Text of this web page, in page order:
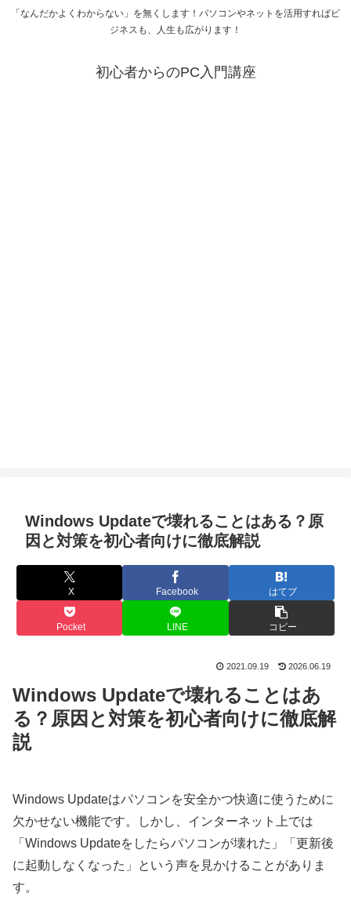
「なんだかよくわからない」を無くします！パソコンやネットを活用すればビ
ジネスも、人生も広がります！
初心者からのPC入門講座
Windows Updateで壊れることはある？原
因と対策を初心者向けに徹底解説
X Facebook はてブ
Pocket LINE コピー
2021.09.19 2026.06.19
Windows Updateで壊れることはあ
る？原因と対策を初心者向けに徹底解
説
Windows Updateはパソコンを安全かつ快適に使うために
欠かせない機能です。しかし、インターネット上では
「Windows Updateをしたらパソコンが壊れた」「更新後
に起動しなくなった」という声を見かけることがありま
す。